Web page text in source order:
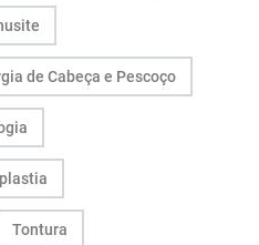
de Cabeça e Pescoço
Tontura